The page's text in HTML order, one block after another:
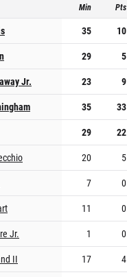
Min Pts
35 10
29 5
Jr.
23 9
35 33
29 22
20 5
7 0
11 0
Jr.
1 0
II
17 4